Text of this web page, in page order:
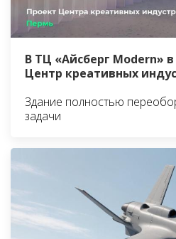
В ТЦ «Айсберг Modern»
Центр креативных
Здание полностью
задачи